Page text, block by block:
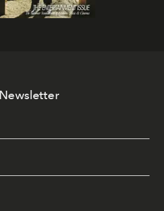
Newsletter